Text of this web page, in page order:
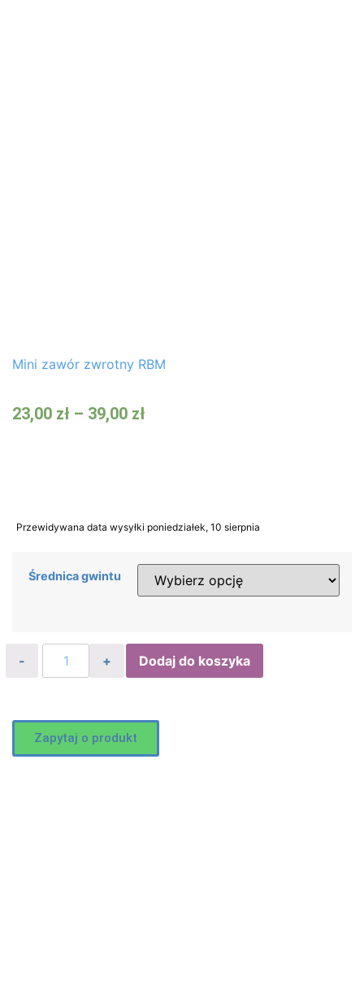
Mini zawór zwrotny RBM
23,00 zł – 39,00 zł
Przewidywana data wysyłki poniedziałek, 10 sierpnia
Średnica gwintu
Dodaj do koszyka
Zapytaj o produkt